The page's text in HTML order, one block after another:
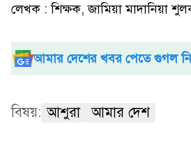
লেখক : শিক্ষক, জামিয়া মাদানিয়া
আমার দেশের খবর পেতে গুগল
বিষয়: আশুরা আমার দেশ